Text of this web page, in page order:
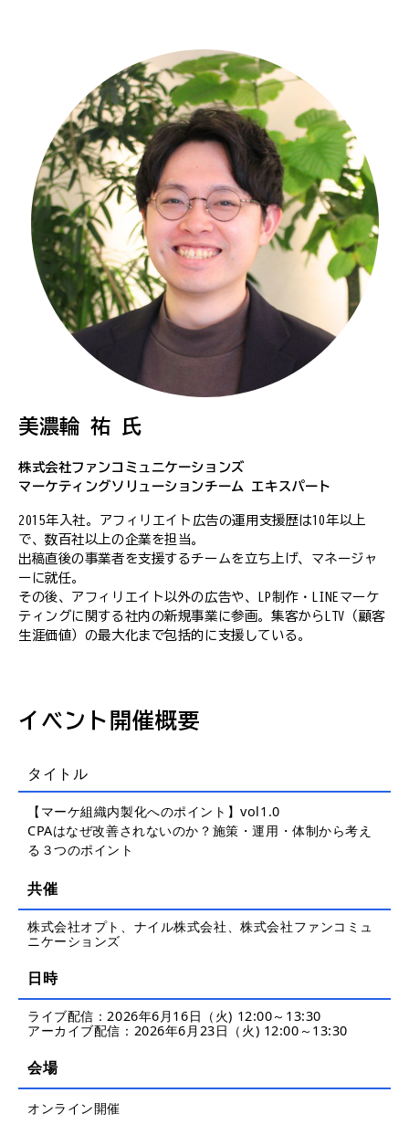
美濃輪 祐 氏
株式会社ファンコミュニケーションズ
マーケティングソリューションチーム エキスパート
2015年入社。アフィリエイト広告の運用支援歴は10年以上
で、数百社以上の企業を担当。
出稿直後の事業者を支援するチームを立ち上げ、マネージャ
ーに就任。
その後、アフィリエイト以外の広告や、LP制作・LINEマーケ
ティングに関する社内の新規事業に参画。集客からLTV（顧客
生涯価値）の最大化まで包括的に支援している。
イベント開催概要
タイトル
【マーケ組織内製化へのポイント】vol1.0
CPAはなぜ改善されないのか？施策・運用・体制から考え
る３つのポイント
共催
株式会社オプト、ナイル株式会社、株式会社ファンコミュ
ニケーションズ
日時
ライブ配信：2026年6月16日（火) 12:00～13:30
アーカイブ配信：2026年6月23日（火) 12:00～13:30
会場
オンライン開催